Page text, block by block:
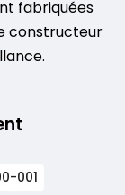
fabriquées
constructeur
001